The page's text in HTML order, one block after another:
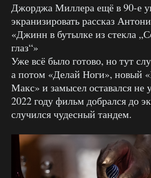
Джорджа Миллера ещё в 90-е
экранизировать рассказ
«Джинн в бутылке из стекла
глаз“»
Уже всё было готово, но тут
а потом «Делай Ноги», новый
Макс» и замысел оставался не
2022 году фильм добрался до
случился чудесный тандем.